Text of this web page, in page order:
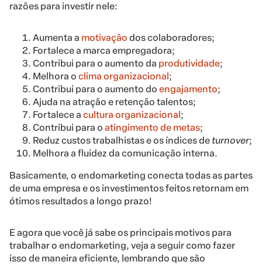
razões para investir nele:
Aumenta a motivação dos colaboradores;
Fortalece a marca empregadora;
Contribui para o aumento da produtividade;
Melhora o clima organizacional ;
Contribui para o aumento do engajamento;
Ajuda na atração e retenção talentos;
Fortalece a cultura organizacional ;
Contribui para o atingimento de metas;
Reduz custos trabalhistas e os índices deturnover;
Melhora a fluidez da comunicação interna.
Basicamente, o endomarketing conecta todas as partes
de uma empresa e os investimentos feitos retornam em
ótimos resultados a longo prazo!
E agora que você já sabe os principais motivos para
trabalhar o endomarketing, veja a seguir como fazer
isso de maneira eficiente, lembrando que são